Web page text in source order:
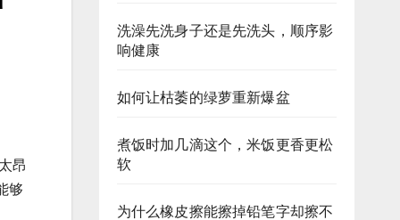
昂
够
洗澡先洗身子还是先洗头，顺序影
响健康
如何让枯萎的绿萝重新爆盆
煮饭时加几滴这个，米饭更香更松
软
为什么橡皮擦能擦掉铅笔字却擦不